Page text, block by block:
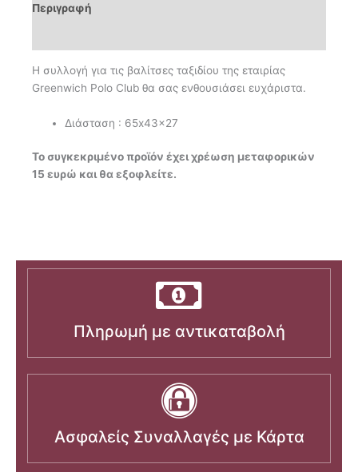
Περιγραφή
Η συλλογή για τις βαλίτσες ταξιδίου της εταιρίας
Greenwich Polo Club θα σας ενθουσιάσει ευχάριστα.
Διάσταση : 65x43x27
Το συγκεκριμένο προϊόν έχει χρέωση μεταφορικών
15 ευρώ και θα εξοφλείτε.
Πληρωμή με αντικαταβολή
Ασφαλείς Συναλλαγές με Κάρτα